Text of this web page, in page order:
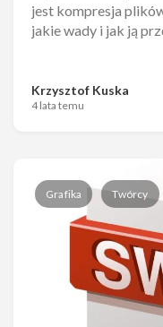
jest kompresja
jakie wady i jak ją
Krzysztof Kuska
4 lata temu
Grafika Twórcy